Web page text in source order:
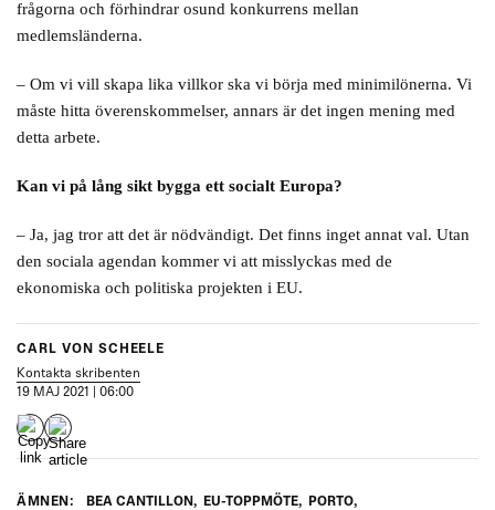
frågorna och förhindrar osund konkurrens mellan
medlemsländerna.
– Om vi vill skapa lika villkor ska vi börja med minimilönerna. Vi
måste hitta överenskommelser, annars är det ingen mening med
detta arbete.
Kan vi på lång sikt bygga ett socialt Europa?
– Ja, jag tror att det är nödvändigt. Det finns inget annat val. Utan
den sociala agendan kommer vi att misslyckas med de
ekonomiska och politiska projekten i EU.
CARL VON SCHEELE
Kontakta skribenten
19 MAJ 2021 | 06:00
ÄMNEN: BEA CANTILLON, EU-TOPPMÖTE, PORTO,